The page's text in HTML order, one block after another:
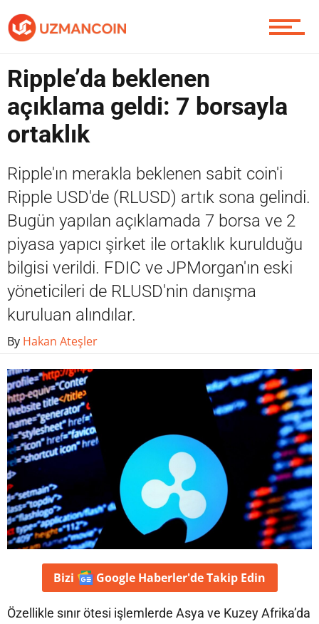
Piyasa
Contact / İletişim
Ripple’da beklenen
açıklama geldi: 7 borsayla
ortaklık
Ripple'ın merakla beklenen sabit coin'i
Ripple USD'de (RLUSD) artık sona gelindi.
Bugün yapılan açıklamada 7 borsa ve 2
piyasa yapıcı şirket ile ortaklık kurulduğu
bilgisi verildi. FDIC ve JPMorgan'ın eski
yöneticileri de RLUSD'nin danışma
kuruluan alındılar.
By Hakan Ateşler
Bizi Google Haberler'deTakip Edin
Özellikle sınır ötesi işlemlerde Asya ve Kuzey Afrika’da